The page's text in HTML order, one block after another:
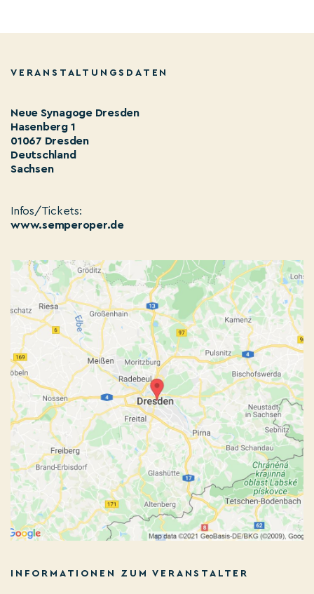
VERANSTALTUNGSDATEN
Neue Synagoge Dresden
Hasenberg 1
01067 Dresden
Deutschland
Sachsen
Infos/Tickets:
www.semperoper.de
INFORMATIONEN ZUM VERANSTALTER